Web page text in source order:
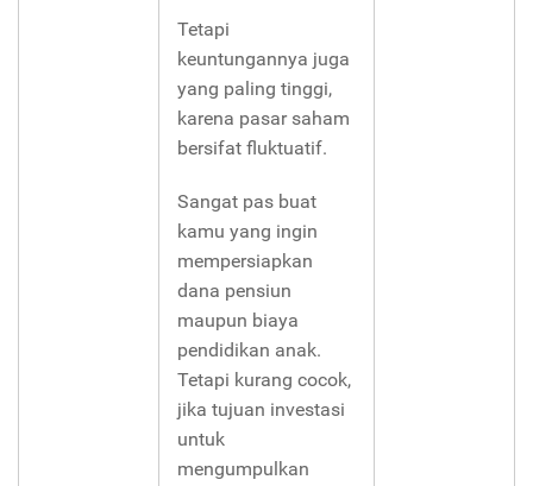
Tetapi
keuntungannya juga
yang paling tinggi,
karena pasar saham
bersifat fluktuatif.
Sangat pas buat
kamu yang ingin
mempersiapkan
dana pensiun
maupun biaya
pendidikan anak.
Tetapi kurang cocok,
jika tujuan investasi
untuk
mengumpulkan